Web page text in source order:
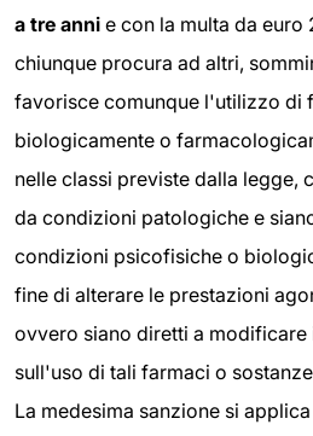
a tre anni e con la multa da euro
chiunque procura ad altri,
favorisce comunque l'utilizzo di
biologicamente o
nelle classi previste dalla legge,
da condizioni patologiche e
condizioni psicofisiche o
fine di alterare le prestazioni
ovvero siano diretti a
sull'uso di tali farmaci o
La medesima sanzione si